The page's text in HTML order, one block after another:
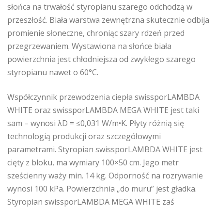
słońca na trwałość styropianu szarego odchodzą w
przeszłość. Biała warstwa zewnętrzna skutecznie odbija
promienie słoneczne, chroniąc szary rdzeń przed
przegrzewaniem. Wystawiona na słońce biała
powierzchnia jest chłodniejsza od zwykłego szarego
styropianu nawet o 60°C.
Współczynnik przewodzenia ciepła swissporLAMBDA
WHITE oraz swissporLAMBDA MEGA WHITE jest taki
sam – wynosi λD = ≤0,031 W/m•K. Płyty różnią się
technologią produkcji oraz szczegółowymi
parametrami. Styropian swissporLAMBDA WHITE jest
cięty z bloku, ma wymiary 100×50 cm. Jego metr
sześcienny waży min. 14 kg. Odporność na rozrywanie
wynosi 100 kPa. Powierzchnia „do muru” jest gładka.
Styropian swissporLAMBDA MEGA WHITE zaś